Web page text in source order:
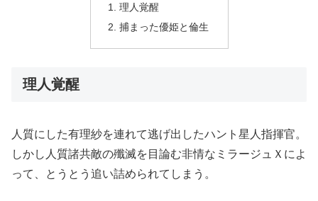
理人覚醒
捕まった優姫と倫生
理人覚醒
人質にした有理紗を連れて逃げ出したハント星人指揮官。
しかし人質諸共敵の殲滅を目論む非情なミラージュＸによ
って、とうとう追い詰められてしまう。